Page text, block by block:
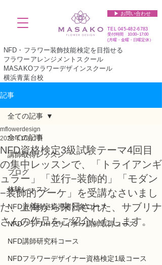
▶︎ お問い合わせ
TEL045-482-6783
受付時間 10:00~17:00​​​
(​月曜・金曜・日曜定休）
NFD・フラワー装飾技能検定を目指せる
フラワーアレンジメントスクール
MASAKOフラワーデザインスクール
横浜青葉台校
記事
全ての記事
講師取得レッスン
ブログ
体験レッスン
NFD資格検定指導者対象コース
NFDフラワーデザイナー講師取得コース
NFD講師研究科コース
NFDフラワーデザイナー資格検定1級コース
全ての記事
NFD資格検定3級試験テーマ4回目
の集中レッスンで、「トライアンギ
ュラー」「並行−装飾的」「モダン
−装飾的ブーケ」を受講なさいまし
た、上海から来日された、サブリナ
さんの作品をご紹介いたします。
mflowerdesign
2023年10月7日